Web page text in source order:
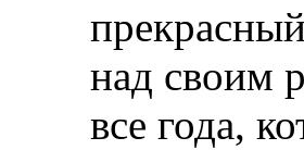
над своим
все года,